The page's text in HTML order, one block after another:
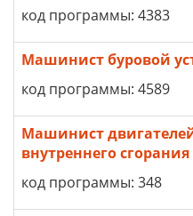
код программы: 4383
Машинист буровой
код программы: 4589
Машинист
внутреннего сгорания
код программы: 348